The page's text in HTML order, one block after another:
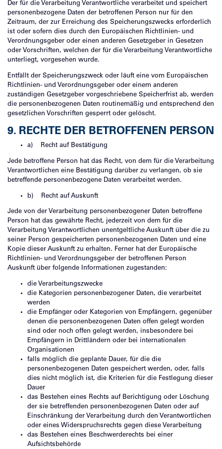
Der für die Verarbeitung Verantwortliche verarbeitet und speichert
personenbezogene Daten der betroffenen Person nur für den
Zeitraum, der zur Erreichung des Speicherungszwecks erforderlich
ist oder sofern dies durch den Europäischen Richtlinien- und
Verordnungsgeber oder einen anderen Gesetzgeber in Gesetzen
oder Vorschriften, welchen der für die Verarbeitung Verantwortliche
unterliegt, vorgesehen wurde.
Entfällt der Speicherungszweck oder läuft eine vom Europäischen
Richtlinien- und Verordnungsgeber oder einem anderen
zuständigen Gesetzgeber vorgeschriebene Speicherfrist ab, werden
die personenbezogenen Daten routinemäßig und entsprechend den
gesetzlichen Vorschriften gesperrt oder gelöscht.
9. RECHTE DER BETROFFENEN PERSON
a) Recht auf Bestätigung
Jede betroffene Person hat das Recht, von dem für die Verarbeitung
Verantwortlichen eine Bestätigung darüber zu verlangen, ob sie
betreffende personenbezogene Daten verarbeitet werden.
b) Recht auf Auskunft
Jede von der Verarbeitung personenbezogener Daten betroffene
Person hat das gewährte Recht, jederzeit von dem für die
Verarbeitung Verantwortlichen unentgeltliche Auskunft über die zu
seiner Person gespeicherten personenbezogenen Daten und eine
Kopie dieser Auskunft zu erhalten. Ferner hat der Europäische
Richtlinien- und Verordnungsgeber der betroffenen Person
Auskunft über folgende Informationen zugestanden:
die Verarbeitungszwecke
die Kategorien personenbezogener Daten, die verarbeitet
werden
die Empfänger oder Kategorien von Empfängern, gegenüber
denen die personenbezogenen Daten offen gelegt worden
sind oder noch offen gelegt werden, insbesondere bei
Empfängern in Drittländern oder bei internationalen
Organisationen
falls möglich die geplante Dauer, für die die
personenbezogenen Daten gespeichert werden, oder, falls
dies nicht möglich ist, die Kriterien für die Festlegung dieser
Dauer
das Bestehen eines Rechts auf Berichtigung oder Löschung
der sie betreffenden personenbezogenen Daten oder auf
Einschränkung der Verarbeitung durch den Verantwortlichen
oder eines Widerspruchsrechts gegen diese Verarbeitung
das Bestehen eines Beschwerderechts bei einer
Aufsichtsbehörde